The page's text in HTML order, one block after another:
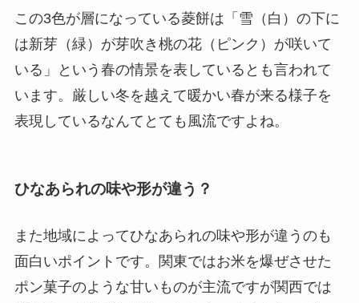
この3色が層になっている菱餅は「雪（白）の下に
は新芽（緑）が芽吹き桃の花（ピンク）が咲いて
いる」という春の情景を表しているとも言われて
います。厳しい冬を越えて暖かい春が来る様子を
表現しているなんてとても風流ですよね。
ひなあられの味や形が違う？
また地域によってひなあられの味や形が違うのも
面白いポイントです。関東ではお米を爆ぜさせた
ポン菓子のような甘いものが主流ですが関西では